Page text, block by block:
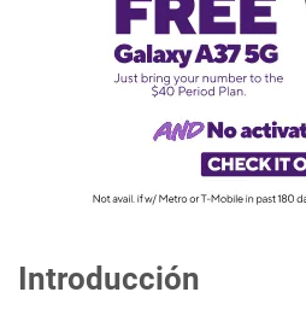
Introducción